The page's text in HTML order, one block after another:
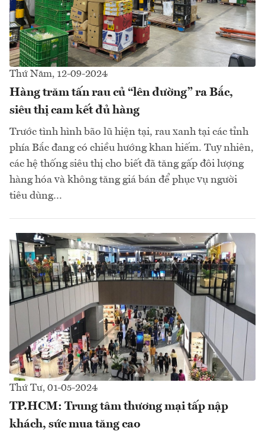
Thứ Năm, 12-09-2024
Hàng trăm tấn rau củ “lên đường” ra Bắc,
siêu thị cam kết đủ hàng
Trước tình hình bão lũ hiện tại, rau xanh tại các tỉnh
phía Bắc đang có chiều hướng khan hiếm. Tuy nhiên,
các hệ thống siêu thị cho biết đã tăng gấp đôi lượng
hàng hóa và không tăng giá bán để phục vụ người
tiêu dùng…
Thứ Tư, 01-05-2024
TP.HCM: Trung tâm thương mại tấp nập
khách, sức mua tăng cao